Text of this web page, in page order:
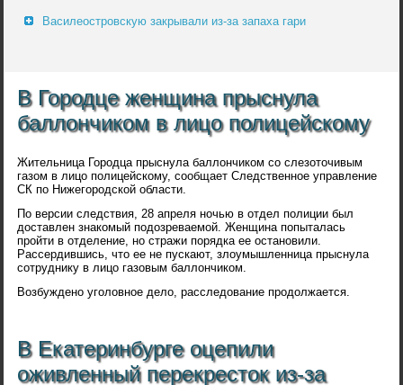
Василеостровскую закрывали из-за запаха гари
В Городце женщина прыснула
баллончиком в лицо полицейскому
Жительница Городца прыснула баллончиком со слезоточивым
газом в лицо полицейскому, сообщает Следственное управление
СК по Нижегородской области.
По версии следствия, 28 апреля ночью в отдел полиции был
доставлен знакомый подозреваемой. Женщина попыталась
пройти в отделение, но стражи порядка ее остановили.
Рассердившись, что ее не пускают, злоумышленница прыснула
сотруднику в лицо газовым баллончиком.
Возбуждено уголовное дело, расследование продолжается.
В Екатеринбурге оцепили
оживленный перекресток из-за